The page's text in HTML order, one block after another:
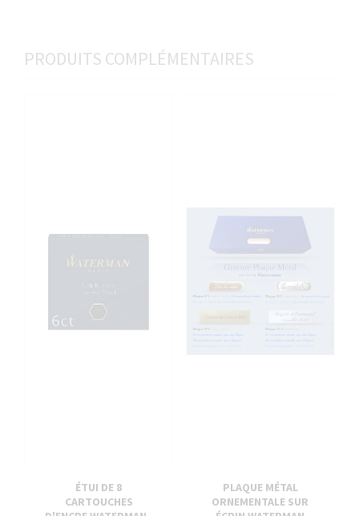
PRODUITS COMPLÉMENTAIRES
ÉTUI DE 8
CARTOUCHES
PLAQUE MÉTAL
ORNEMENTALE SUR